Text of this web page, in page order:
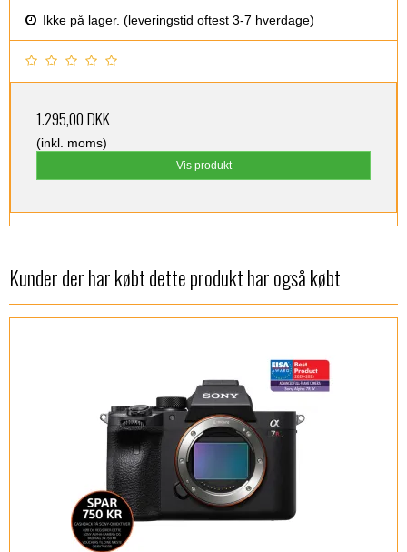
Ikke på lager. (leveringstid oftest 3-7 hverdage)
1.295,00 DKK
(inkl. moms)
Vis produkt
Kunder der har købt dette produkt har også købt